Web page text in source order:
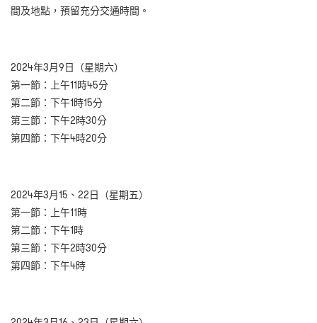
間及地點，預留充分交通時間。
2024年3月9日（星期六）
第一節：上午11時45分
第二節：下午1時15分
第三節：下午2時30分
第四節：下午4時20分
2024年3月15、22日（星期五）
第一節：上午11時
第二節：下午1時
第三節：下午2時30分
第四節：下午4時